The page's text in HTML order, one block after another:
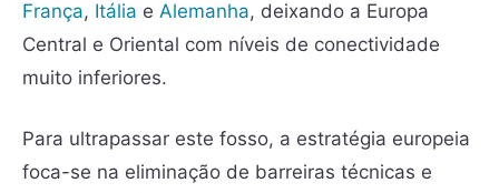
França, Itália e Alemanha, deixando a Europa
Central e Oriental com níveis de conectividade
muito inferiores.
Para ultrapassar este fosso, a estratégia europeia
foca-se na eliminação de barreiras técnicas e